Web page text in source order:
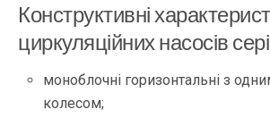
Конструктивні
циркуляційних насосів
моноблочні горизонтальні з
колесом;